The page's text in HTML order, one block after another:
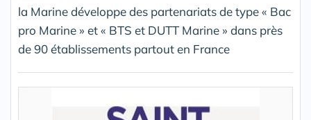
la Marine développe des partenariats de type « Bac
pro Marine » et « BTS et DUTT Marine » dans près
de 90 établissements partout en France